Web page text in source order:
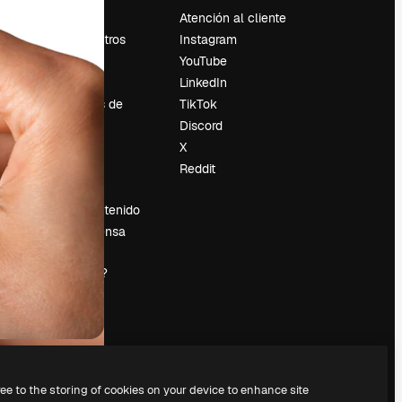
Sobre nosotros
Reviews
Empleo
Tendencias de
Blog
Vender contenido
Sala de prensa
magnific.ai?
Atención al cliente
Instagram
YouTube
LinkedIn
TikTok
Discord
X
Reddit
to the storing of cookies on your device to enhance site